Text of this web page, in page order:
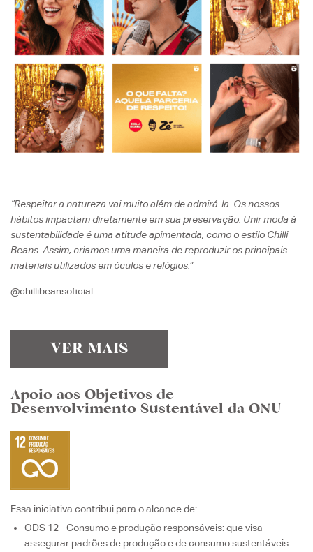
“Respeitar a natureza vai muito além de admirá-la. Os nossos
hábitos impactam diretamente em sua preservação. Unir moda à
sustentabilidade é uma atitude apimentada, como o estilo Chilli
Beans. Assim, criamos uma maneira de reproduzir os principais
materiais utilizados em óculos e relógios.”
@chillibeansoficial
VER MAIS
Apoio aos Objetivos de
Desenvolvimento Sustentável da ONU
Essa iniciativa contribui para o alcance de:
ODS 12 - Consumo e produção responsáveis: que visa
assegurar padrões de produção e de consumo sustentáveis